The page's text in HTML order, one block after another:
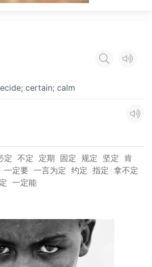
certain; calm
定 不定 定期 固定 规定 坚定 肯
一定要 一言为定 约定 指定 拿不定
一定能